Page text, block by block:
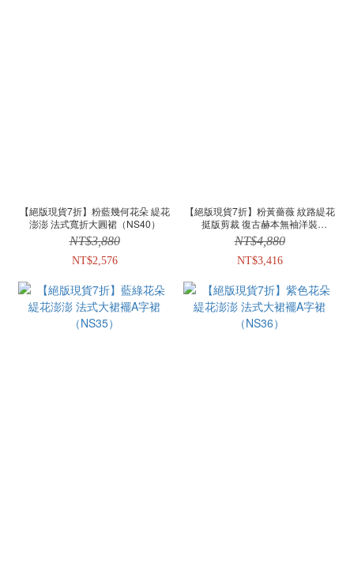
【絕版現貨7折】粉藍幾何花朵 緹花
澎澎 法式寬折大圓裙（NS40）
NT$3,880
NT$2,576
【絕版現貨7折】粉黃薔薇 紋路緹花
挺版剪裁 復古赫本無袖洋裝
（NS37）
NT$4,880
NT$3,416